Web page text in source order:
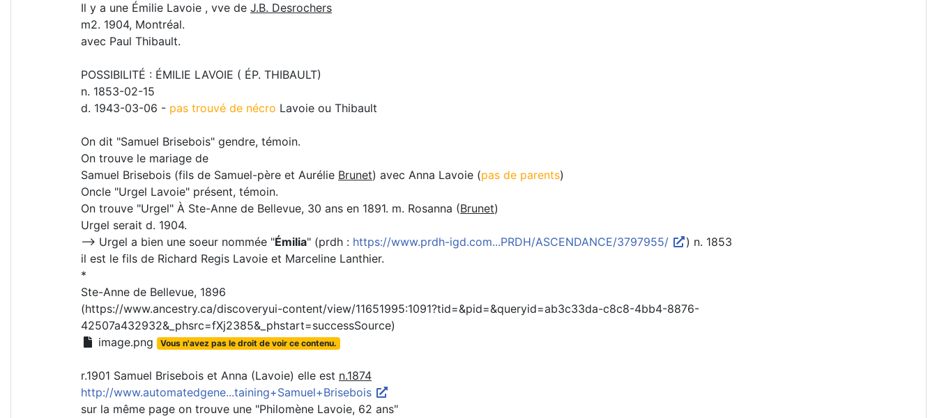
Il y a une Émilie Lavoie , vve de J.B. Desrochers
m2. 1904, Montréal.
avec Paul Thibault.
POSSIBILITÉ : ÉMILIE LAVOIE ( ÉP. THIBAULT)
n. 1853-02-15
d. 1943-03-06 - pas trouvé de nécro Lavoie ou Thibault
On dit "Samuel Brisebois" gendre, témoin.
On trouve le mariage de
Samuel Brisebois (fils de Samuel-père et Aurélie Brunet) avec Anna Lavoie (pas de parents)
Oncle "Urgel Lavoie" présent, témoin.
On trouve "Urgel" À Ste-Anne de Bellevue, 30 ans en 1891. m. Rosanna (Brunet)
Urgel serait d. 1904.
--> Urgel a bien une soeur nommée "Émilia" (prdh : https://www.prdh-igd.com...PRDH/ASCENDANCE/3797955/
) n. 1853
il est le fils de Richard Regis Lavoie et Marceline Lanthier.
*
Ste-Anne de Bellevue, 1896
(https://www.ancestry.ca/discoveryui-content/view/11651995:1091?tid=&pid=&queryid=ab3c33da-c8c8-4bb4-8876-
42507a432932&_phsrc=fXj2385&_phstart=successSource)
image.png
Vous n'avez pas le droit de voir ce contenu.
r.1901 Samuel Brisebois et Anna (Lavoie) elle est n.1874
http://www.automatedgene...taining+Samuel+Brisebois
sur la même page on trouve une "Philomène Lavoie, 62 ans"